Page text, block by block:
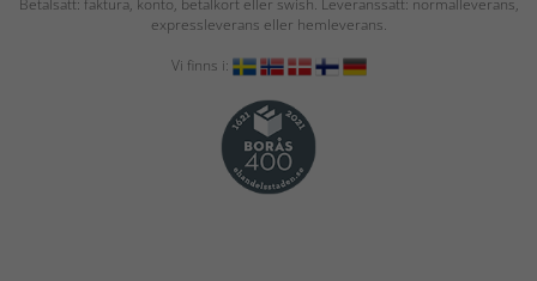
Betalsätt: faktura, konto, betalkort eller swish. Leveranssätt: normalleverans,
expressleverans eller hemleverans.
Vi finns i: